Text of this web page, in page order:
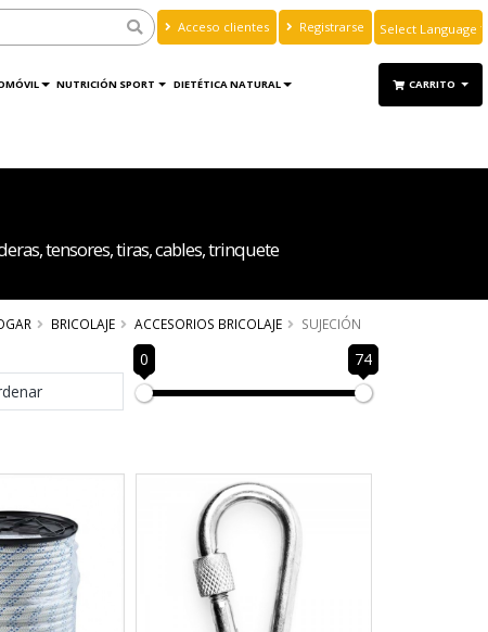
Acceso clientes Registrarse
Translate
NUTRICIÓN SPORT DIETÉTICA NATURAL CARRITO
tensores, tiras, cables, trinquete
BRICOLAJE ACCESORIOS BRICOLAJE SUJECIÓN
0 74